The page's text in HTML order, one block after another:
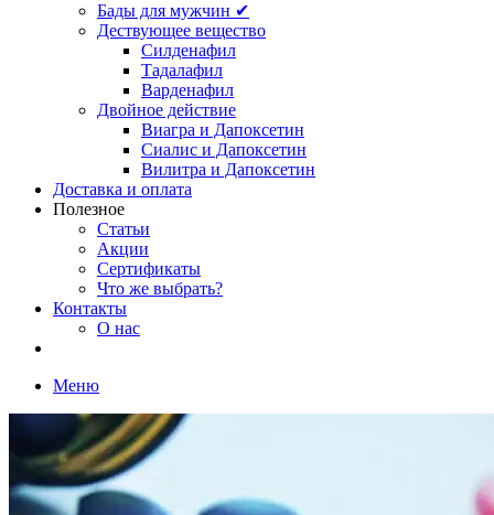
Бады для мужчин ✔
Дествующее вещество
Силденафил
Тадалафил
Варденафил
Двойное действие
Виагра и Дапоксетин
Сиалис и Дапоксетин
Вилитра и Дапоксетин
Доставка и оплата
Полезное
Статьи
Акции
Сертификаты
Что же выбрать?
Контакты
О нас
Меню